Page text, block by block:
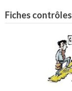
Fiches contrôles